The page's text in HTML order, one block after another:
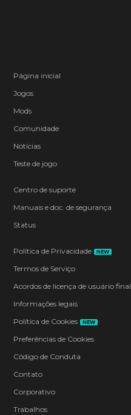
Página inicial
Jogos
Mods
Comunidade
Notícias
Teste de jogo
Centro de suporte
Manuais e doc. de segurança
Status
Política de Privacidade NEW
Termos de Serviço
Acordos de licença de usuário final
Informações legais
Política de Cookies
NEW
Preferências de Cookies
Código de Conduta
Contato
Corporativo
Trabalhos